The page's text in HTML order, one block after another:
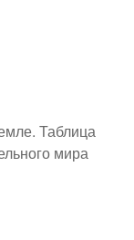
Таблица
мира